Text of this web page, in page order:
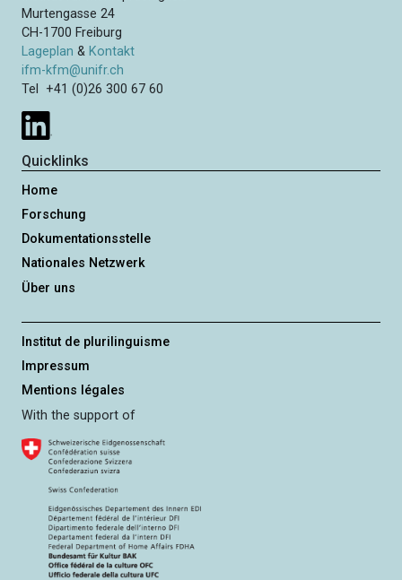
Murtengasse 24
CH-1700 Freiburg
Lageplan & Kontakt
ifm-kfm@unifr.ch
Tel +41 (0)26 300 67 60
Quicklinks
Home
Forschung
Dokumentationsstelle
Nationales Netzwerk
Über uns
Institut de plurilinguisme
Impressum
Mentions légales
With the support of